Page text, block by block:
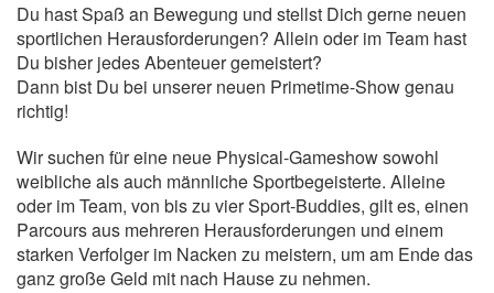
Du hast Spaß an Bewegung und stellst Dich gerne neuen
sportlichen Herausforderungen? Allein oder im Team hast
Du bisher jedes Abenteuer gemeistert?
Dann bist Du bei unserer neuen Primetime-Show genau
richtig!
Wir suchen für eine neue Physical-Gameshow sowohl
weibliche als auch männliche Sportbegeisterte. Alleine
oder im Team, von bis zu vier Sport-Buddies, gilt es, einen
Parcours aus mehreren Herausforderungen und einem
starken Verfolger im Nacken zu meistern, um am Ende das
ganz große Geld mit nach Hause zu nehmen.